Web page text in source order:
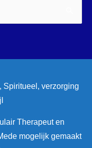
verzorging
Therapeut en
mogelijk gemaakt